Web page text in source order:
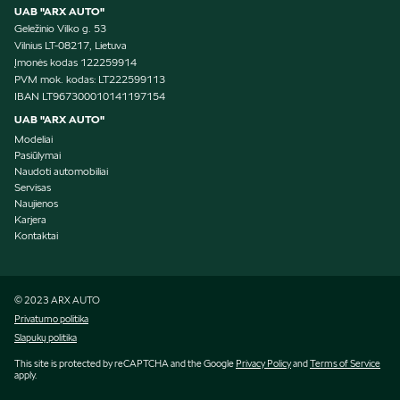
UAB "ARX AUTO"
Geležinio Vilko g. 53
Vilnius LT-08217, Lietuva
Įmonės kodas 122259914
PVM mok. kodas: LT222599113
IBAN LT967300010141197154
UAB "ARX AUTO"
Modeliai
Pasiūlymai
Naudoti automobiliai
Servisas
Naujienos
Karjera
Kontaktai
© 2023 ARX AUTO
Privatumo politika
Slapukų politika
This site is protected by reCAPTCHA and the Google Privacy PolicyandTerms of Service
apply.